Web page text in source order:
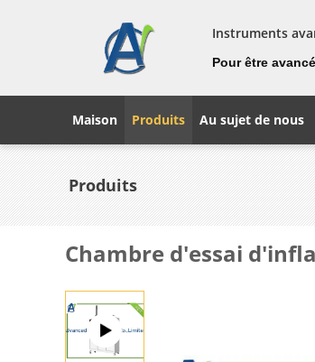
Instruments
Pour être
Maison Produits Au sujet de nous
Produits
Chambre d'essai